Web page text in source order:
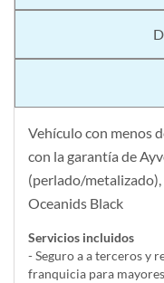
Vehículo con menos
con la garantía de
(perlado/
Oceanids Black
Servicios incluidos
- Seguro a a terceros y
franquicia para